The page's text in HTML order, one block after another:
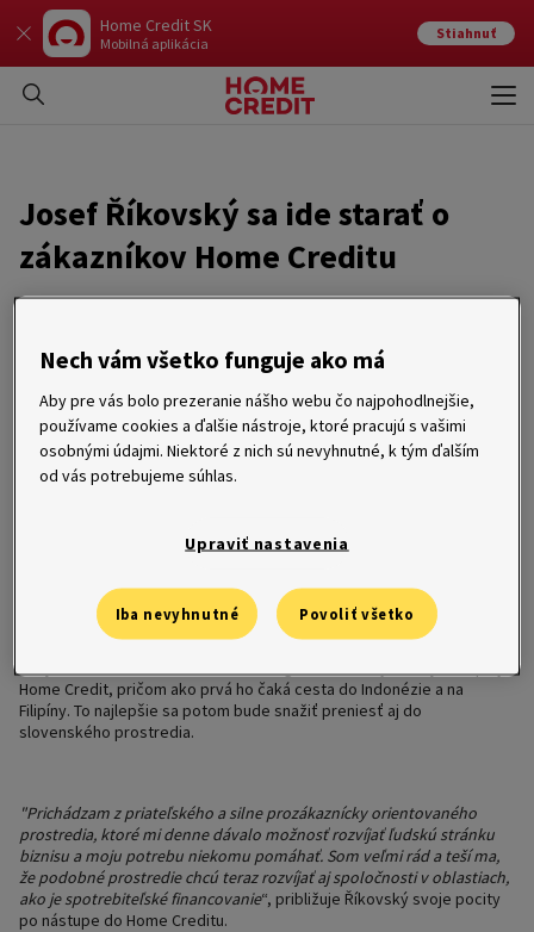
Home Credit SK
Mobilná aplikácia
Stiahnuť
Josef Říkovský sa ide starať o
zákazníkov Home Creditu
Josef Říkovský prichádza do Home Creditu z virtuálneho
obchodu s módou ZOOT. Ako vedúci oddelenia Customer
Experience bude zodpovedný za starostlivosť o zákazníkov a
zavádzanie inovatívnych prístupov.
a skúsenosti. Následne začne pracovať na zlepšení kľúčových oblastí
a prevezme vedenie oddelenia Customer Experience, ktoré zostáva
podporovať a rozvíjať interné komunikačné aktivity, stať sa
ambasádorom starostlivosti o zákazníkov a klientov a zapájať
jednotlivé časti firmy do procesu budovania prozákazníckej kultúry.
Home Credit, pričom ako prvá ho čaká cesta do Indonézie a na
Filipíny. To najlepšie sa potom bude snažiť preniesť aj do
slovenského prostredia.
"Prichádzam z priateľského a silne prozákaznícky orientovaného
prostredia, ktoré mi denne dávalo možnosť rozvíjať ľudskú stránku
biznisu a moju potrebu niekomu pomáhať. Som veľmi rád a teší ma,
že podobné prostredie chcú teraz rozvíjať aj spoločnosti v oblastiach,
ako je spotrebiteľské financovanie“, približuje Říkovský svoje pocity
po nástupe do Home Creditu.
Nech vám všetko funguje ako má
Aby pre vás bolo prezeranie nášho webu čo najpohodlnejšie,
používame cookies a ďalšie nástroje, ktoré pracujú s vašimi
osobnými údajmi. Niektoré z nich sú nevyhnutné, k tým ďalším
od vás potrebujeme súhlas.
Upraviť nastavenia
Iba nevyhnutné Povoliť všetko